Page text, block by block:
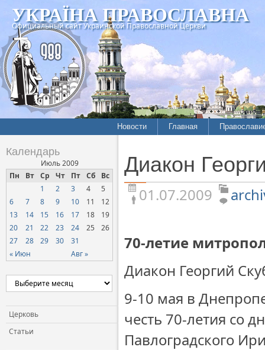
УКРАЇНА ПРАВОСЛАВНА
Официальный сайт Украинской Православной Церкви
Новости
Межконфессиональные
отношения
Нарушения прав
верующих
СОЦИАЛЬНОЕ
Церковь и власть
Церковь и общество
Церковь и СМИ
Главная
История
Хроники
Календарь
Июль 2009
Пн
Вт Ср Чт Пт Сб Вс
« Июн Авг »
1 2 3 4
5
6
7 8 9 10 11
12
13
14 15 16 17 18
19
20
21 22 23 24 25
26
27
28 29 30 31
Церковь
Статьи
Диакон
01.07.2009
70-летие
Диакон Георгий
9-10 мая в
честь 70-летия со
Павлоградского